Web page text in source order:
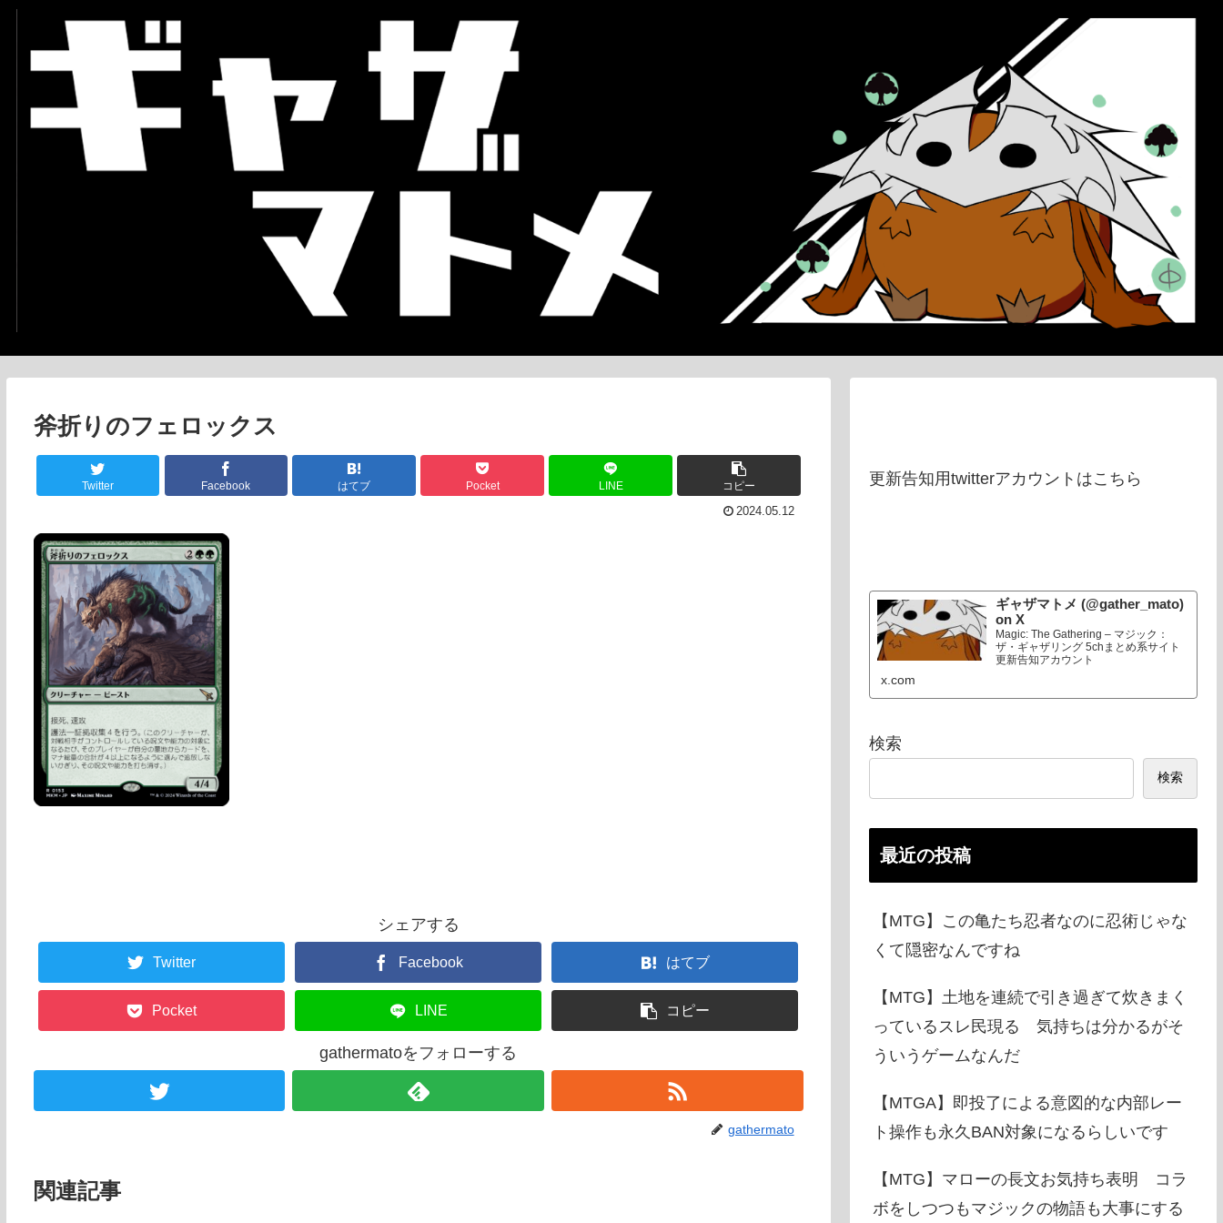
斧折りのフェロックス
Twitter Facebook はてブ Pocket LINE コピー
2024.05.12
シェアする
Twitter Facebook はてブ
Pocket LINE コピー
gathermatoをフォローする
gathermato
関連記事
更新告知用twitterアカウントはこちら
ギャザマトメ (@gather_mato)
on X
Magic: The Gathering – マジック：
ザ・ギャザリング 5chまとめ系サイト
更新告知アカウント
x.com
検索
検索
最近の投稿
【MTG】この亀たち忍者なのに忍術じゃな
くて隠密なんですね
【MTG】土地を連続で引き過ぎて炊きまく
っているスレ民現る 気持ちは分かるがそ
ういうゲームなんだ
【MTGA】即投了による意図的な内部レー
ト操作も永久BAN対象になるらしいです
【MTG】マローの長文お気持ち表明 コラ
ボをしつつもマジックの物語も大事にする